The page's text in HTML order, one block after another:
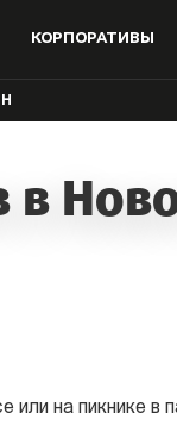
КОРПОРАТИВЫ
в
или на пикнике в